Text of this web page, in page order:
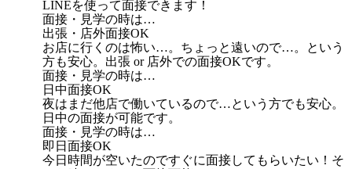
LINEを使って面接できます！
面接・見学の時は…
出張・店外面接OK
お店に行くのは怖い…。ちょっと遠いので…。という
方も安心。出張 or 店外での面接OKです。
面接・見学の時は…
日中面接OK
夜はまだ他店で働いているので…という方でも安心。
日中の面接が可能です。
面接・見学の時は…
即日面接OK
今日時間が空いたのですぐに面接してもらいたい！そ